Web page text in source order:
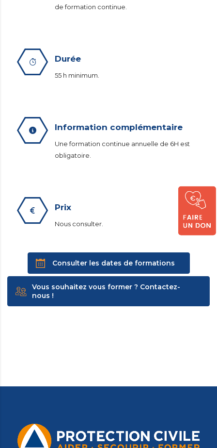
de formation continue.
Durée
55 h minimum.
Information complémentaire
Une formation continue annuelle de 6H est
obligatoire.
Prix
Nous consulter.
Consulter les dates de formations
Vous souhaitez vous former ? Contactez-
nous !